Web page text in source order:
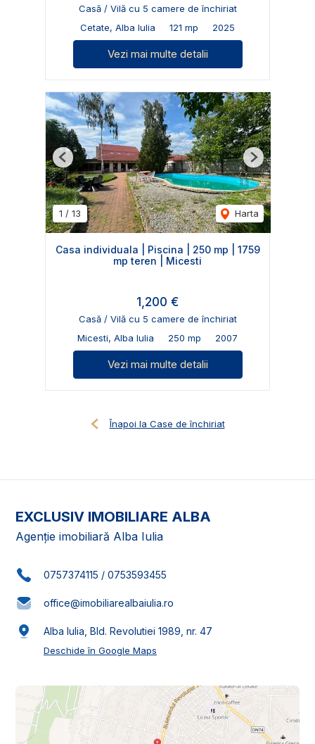
Casă / Vilă cu 5 camere de închiriat
Cetate, Alba Iulia
121 mp 2025
Vezi mai multe detalii
1 / 13 Harta
Previous Next
Casa individuala | Piscina | 250 mp | 1759
mp teren | Micesti
1,200 €
Casă / Vilă cu 5 camere de închiriat
Micesti, Alba Iulia
250 mp 2007
Vezi mai multe detalii
Înapoi la Case de închiriat
EXCLUSIV IMOBILIARE ALBA
Agenție imobiliară Alba Iulia
0757374115 / 0753593455
office@imobiliarealbaiulia.ro
Alba Iulia, Bld. Revolutiei 1989, nr. 47
Deschide în Google Maps